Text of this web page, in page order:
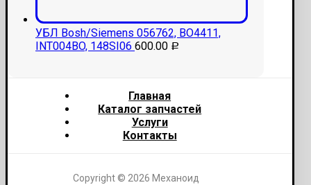
УБЛ Bosh/Siemens 056762, BO4411,
INT004BO, 148SI06 600.00 Р
Главная
Каталог запчастей
Услуги
Контакты
Copyright © 2026 Механоид